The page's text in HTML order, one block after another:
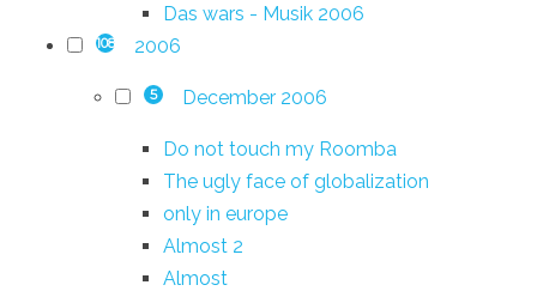
Das wars - Musik 2006
108 2006
5 December 2006
Do not touch my Roomba
The ugly face of globalization
only in europe
Almost 2
Almost